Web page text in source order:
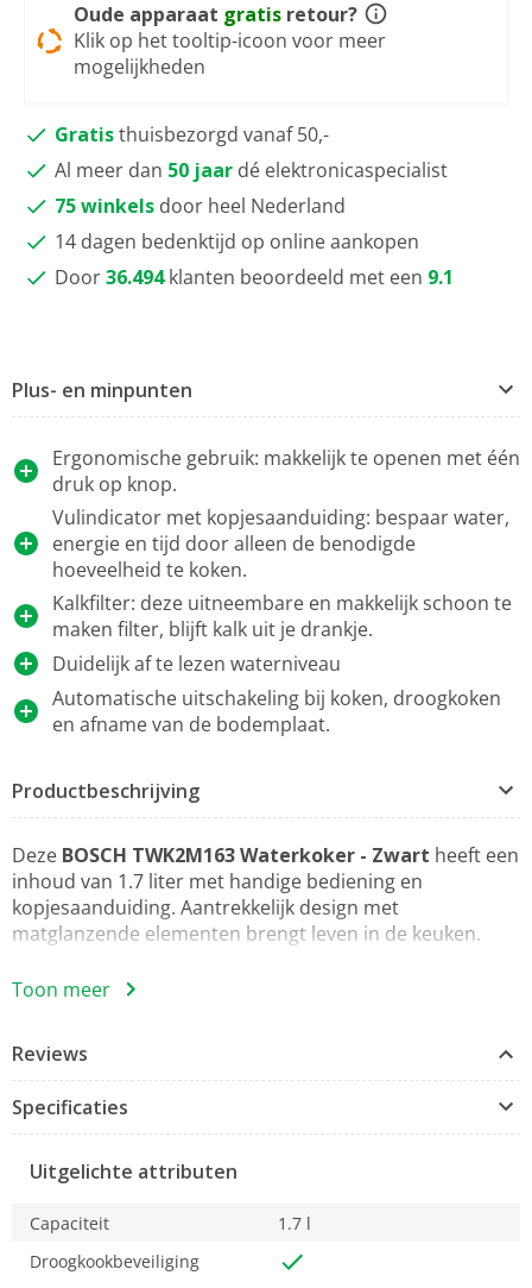
Oude apparaat gratis retour?
Klik op het tooltip-icoon voor meer
mogelijkheden
Gratisthuisbezorgd vanaf 50,-
Al meer dan 50 jaar dé elektronicaspecialist
75 winkels door heel Nederland
14 dagen bedenktijd op online aankopen
Door36.494 klanten beoordeeld met een 9.1
Plus- en minpunten
Ergonomische gebruik: makkelijk te openen met één
druk op knop.
Vulindicator met kopjesaanduiding: bespaar water,
energie en tijd door alleen de benodigde
hoeveelheid te koken.
Kalkfilter: deze uitneembare en makkelijk schoon te
maken filter, blijft kalk uit je drankje.
Duidelijk af te lezen waterniveau
Automatische uitschakeling bij koken, droogkoken
en afname van de bodemplaat.
Productbeschrijving
Deze BOSCH TWK2M163 Waterkoker - Zwart heeft een
inhoud van 1.7 liter met handige bediening en
kopjesaanduiding. Aantrekkelijk design met
matglanzende elementen brengt leven in de keuken.
Dekselopening
Met een druk op de knop.
deksel van deze praktische waterkoker open je namelijk
met een druk op de knop.
Vulindicator met kopjesaanduiding
met kopjesaanduiding.
op lange termijn het verspillen van energie, water en tijd
voorkomen. Met de vulindicator voorzien van
Toon meer
Reviews
Specificaties
Uitgelichte attributen
Capaciteit
1.7 l
Droogkookbeveiliging